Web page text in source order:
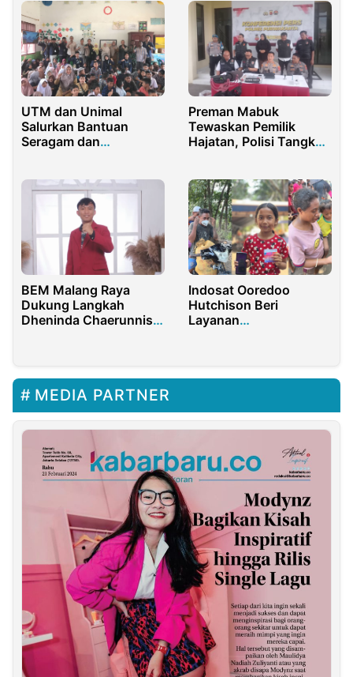
UTM dan Unimal
Salurkan Bantuan
Seragam dan
Preman Mabuk
Tewaskan Pemilik
Hajatan, Polisi Tangkap
BEM Malang Raya
Dukung Langkah
Dheninda Chaerunnisa
Indosat Ooredoo
Hutchison Beri
Layanan
Lewotobi
MEDIA PARTNER